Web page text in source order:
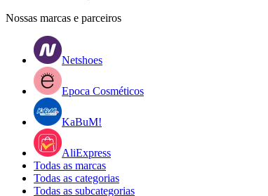
Nossas marcas e parceiros
Netshoes
Epoca Cosméticos
KaBuM!
AliExpress
Todas as marcas
Todas as categorias
Todas as subcategorias